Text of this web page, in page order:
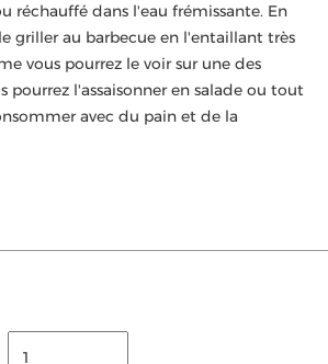
réchauffé dans l'eau frémissante. En
griller au barbecue en l'entaillant très
vous pourrez le voir sur une des
pourrez l'assaisonner en salade ou tout
avec du pain et de la